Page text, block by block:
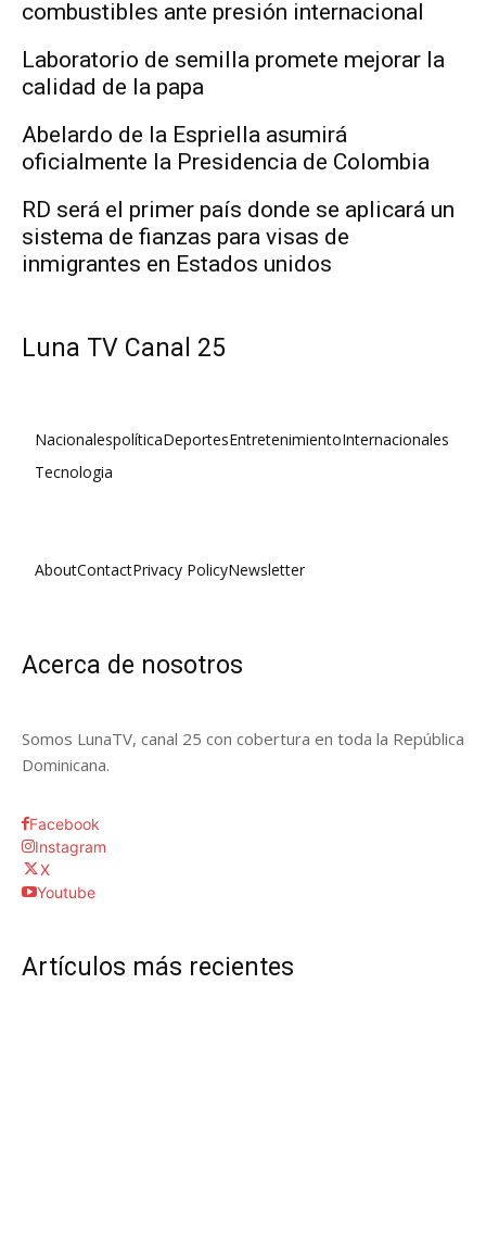
combustibles ante presión internacional
Laboratorio de semilla promete mejorar la
calidad de la papa
Abelardo de la Espriella asumirá
oficialmente la Presidencia de Colombia
RD será el primer país donde se aplicará un
sistema de fianzas para visas de
inmigrantes en Estados unidos
Luna TV Canal 25
NacionalespolíticaDeportesEntretenimientoInternacionales
Tecnologia
AboutContactPrivacy PolicyNewsletter
Acerca de nosotros
Somos LunaTV, canal 25 con cobertura en toda la República
Dominicana.
Facebook
Instagram
X
Youtube
Artículos más recientes